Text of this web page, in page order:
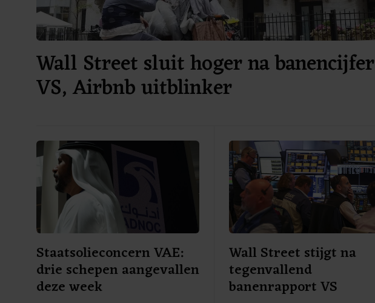
Wall Street sluit hoger na banencijfer
VS, Airbnb uitblinker
Staatsolieconcern VAE:
drie schepen aangevallen
deze week
Wall Street stijgt na
tegenvallend
banenrapport VS